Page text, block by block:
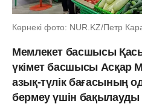
Көрнекі фото: NUR.KZ/Петр
Мемлекет басшысы
үкімет басшысы Асқар
азық-түлік бағасының
бермеу үшін